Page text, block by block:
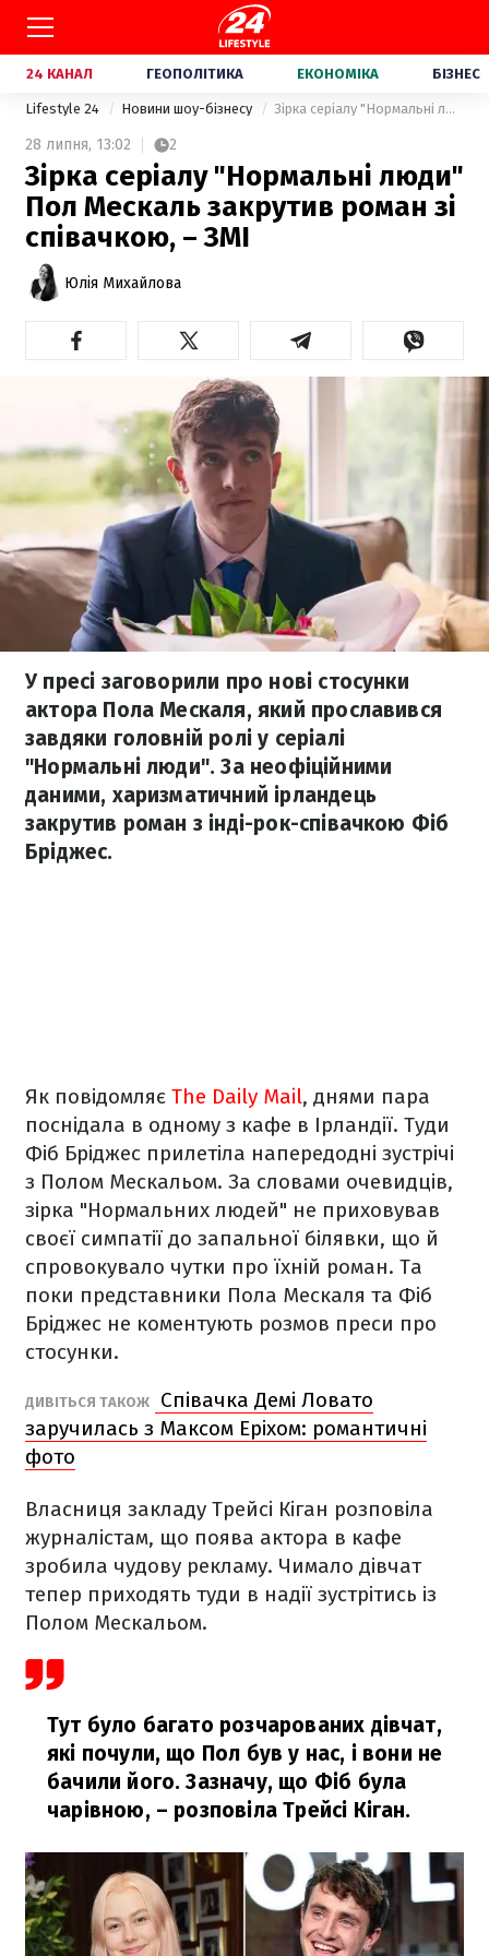
24 КАНАЛ ГЕОПОЛІТИКА ЕКОНОМІКА БІЗНЕС
Lifestyle 24 Новини шоу-бізнесу Зірка серіалу "Нормальні люди" Пол Мескаль закрутив роман зі співачкою, – ЗМІ
28 липня, 13:02 2
Зірка серіалу "Нормальні люди"
Пол Мескаль закрутив роман зі
співачкою, – ЗМІ
Юлія Михайлова
У пресі заговорили про нові стосунки
актора Пола Мескаля, який прославився
завдяки головній ролі у серіалі
"Нормальні люди". За неофіційними
даними, харизматичний ірландець
закрутив роман з інді-рок-співачкою Фіб
Бріджес.
Як повідомляє The Daily Mail, днями пара
поснідала в одному з кафе в Ірландії. Туди
Фіб Бріджес прилетіла напередодні зустрічі
з Полом Мескальом. За словами очевидців,
зірка "Нормальних людей" не приховував
своєї симпатії до запальної білявки, що й
спровокувало чутки про їхній роман. Та
поки представники Пола Мескаля та Фіб
Бріджес не коментують розмов преси про
стосунки.
ДИВІТЬСЯ ТАКОЖ
Співачка Демі Ловато
заручилась з Максом Еріхом: романтичні
фото
Власниця закладу Трейсі Кіган розповіла
журналістам, що поява актора в кафе
зробила чудову рекламу. Чимало дівчат
тепер приходять туди в надії зустрітись із
Полом Мескальом.
Тут було багато розчарованих дівчат,
які почули, що Пол був у нас, і вони не
бачили його. Зазначу, що Фіб була
чарівною, – розповіла Трейсі Кіган.